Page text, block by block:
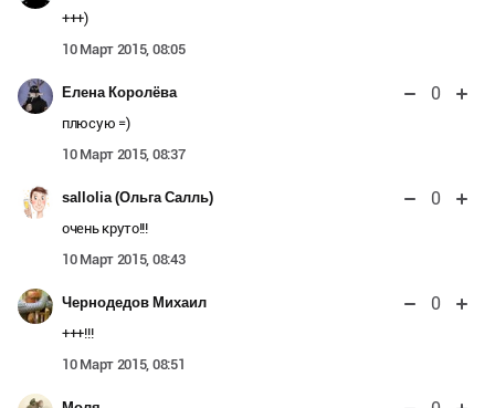
+++)
10 Март 2015, 08:05
Елена Королёва 0
плюсую =)
10 Март 2015, 08:37
sallolia (Ольга Салль) 0
очень круто!!!
10 Март 2015, 08:43
Чернодедов Михаил 0
+++!!!
10 Март 2015, 08:51